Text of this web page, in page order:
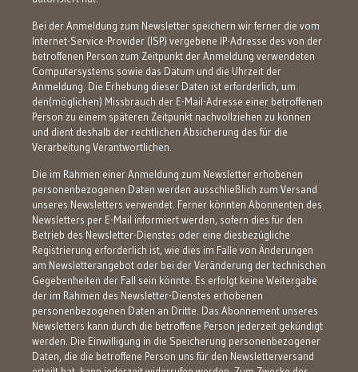
Bei der Anmeldung zum Newsletter speichern wir ferner die vom
Internet-Service-Provider (ISP) vergebene IP-Adresse des von der
betroffenen Person zum Zeitpunkt der Anmeldung verwendeten
Computersystems sowie das Datum und die Uhrzeit der
Anmeldung. Die Erhebung dieser Daten ist erforderlich, um
den(möglichen) Missbrauch der E-Mail-Adresse einer betroffenen
Person zu einem späteren Zeitpunkt nachvollziehen zu können
und dient deshalb der rechtlichen Absicherung des für die
Verarbeitung Verantwortlichen.
Die im Rahmen einer Anmeldung zum Newsletter erhobenen
personenbezogenen Daten werden ausschließlich zum Versand
unseres Newsletters verwendet. Ferner könnten Abonnenten des
Newsletters per E-Mail informiert werden, sofern dies für den
Betrieb des Newsletter-Dienstes oder eine diesbezügliche
Registrierung erforderlich ist, wie dies im Falle von Änderungen
am Newsletterangebot oder bei der Veränderung der technischen
Gegebenheiten der Fall sein könnte. Es erfolgt keine Weitergabe
der im Rahmen des Newsletter-Dienstes erhobenen
personenbezogenen Daten an Dritte. Das Abonnement unseres
Newsletters kann durch die betroffene Person jederzeit gekündigt
werden. Die Einwilligung in die Speicherung personenbezogener
Daten, die die betroffene Person uns für den Newsletterversand